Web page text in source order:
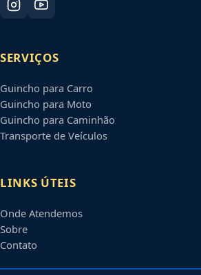
SERVIÇOS
Guincho para Carro
Guincho para Moto
Guincho para Caminhão
Transporte de Veículos
LINKS ÚTEIS
Onde Atendemos
Sobre
Contato